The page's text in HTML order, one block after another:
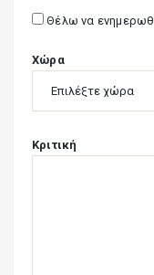
Θέλω να
Χώρα
Κριτική